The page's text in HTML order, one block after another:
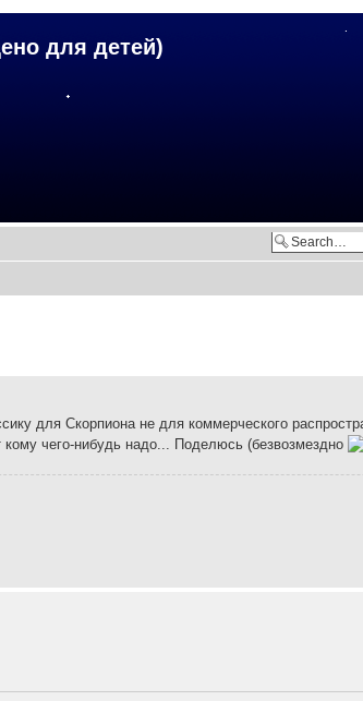
для детей)
для Скорпиона не для коммерческого
чего-нибудь надо... Поделюсь (безвозмездно